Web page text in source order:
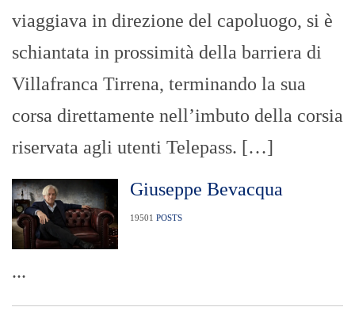
viaggiava in direzione del capoluogo, si è
schiantata in prossimità della barriera di
Villafranca Tirrena, terminando la sua
corsa direttamente nell’imbuto della corsia
riservata agli utenti Telepass. […]
Giuseppe Bevacqua
19501 POSTS
...